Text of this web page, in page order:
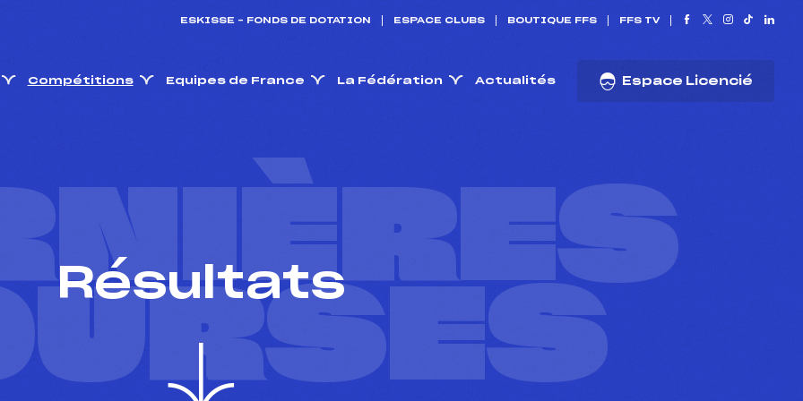
ESKISSE – FONDS DE DOTATION ESPACE CLUBS BOUTIQUE FFS FFS TV
Compétitions Equipes de France La Fédération Actualités Espace Licencié
Résultats